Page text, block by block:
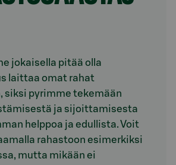
jokaisella pitää olla
laittaa omat rahat
siksi pyrimme tekemään
ja sijoittamisesta
helppoa ja edullista. Voit
rahastoon esimerkiksi
mutta mikään ei